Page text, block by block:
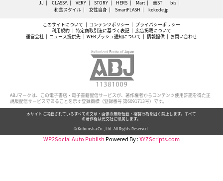
JJ CLASSY. VERY STORY HERS Mart 美ST
bis
和食スタイル
女性自身 SmartFLASH kokode.jp
このサイトについて コンテンツポリシー
プライバシーポリシー
利用規約
特定商取引法に基づく表記
広告掲載について
運営会社
ニュース提供先 WEBプッシュ通知について 情報提供 お問い合わせ
ABJマークは、この電子書店・電子書籍配信サービスが、著作権者からコンテンツ使用許諾を得た正
規版配信サービスであることを示す登録商標（登録番号 第6091713号）です。
本サイトに掲載されているすべての文章・画像の無断転載・複製行為を固く禁止します。すべて
の著作権は光文社に帰属します。
© Kobunsha Co., Ltd. All Rights Reserved.
WP2Social Auto Publish Powered By :XYZScripts.com